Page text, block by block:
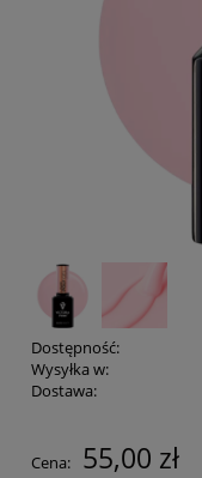
Dostępność:
Wysyłka w:
Dostawa:
Cena nie zawiera
Cena: 55,00 zł